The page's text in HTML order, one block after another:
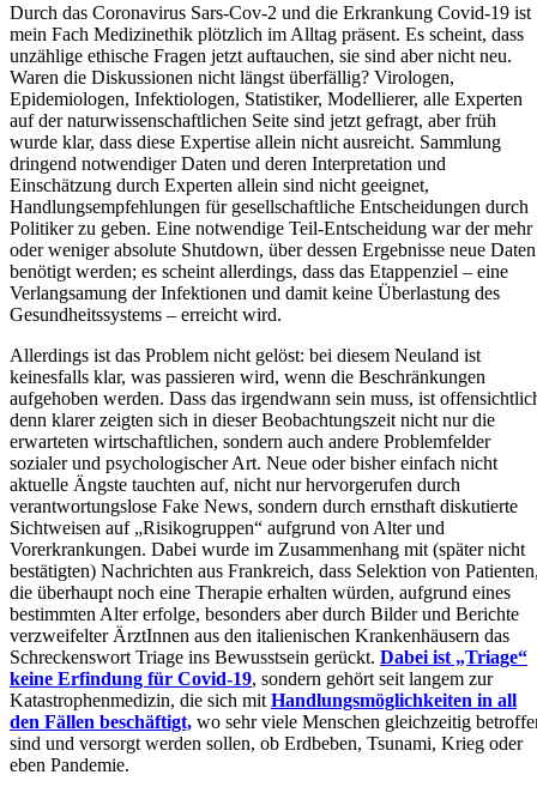
Durch das Coronavirus Sars-Cov-2 und die Erkrankung Covid-19 ist
mein Fach Medizinethik plötzlich im Alltag präsent. Es scheint, dass
unzählige ethische Fragen jetzt auftauchen, sie sind aber nicht neu.
Waren die Diskussionen nicht längst überfällig? Virologen,
Epidemiologen, Infektiologen, Statistiker, Modellierer, alle Experten
auf der naturwissenschaftlichen Seite sind jetzt gefragt, aber früh
wurde klar, dass diese Expertise allein nicht ausreicht. Sammlung
dringend notwendiger Daten und deren Interpretation und
Einschätzung durch Experten allein sind nicht geeignet,
Handlungsempfehlungen für gesellschaftliche Entscheidungen durch
Politiker zu geben. Eine notwendige Teil-Entscheidung war der mehr
oder weniger absolute Shutdown, über dessen Ergebnisse neue Daten
benötigt werden; es scheint allerdings, dass das Etappenziel – eine
Verlangsamung der Infektionen und damit keine Überlastung des
Gesundheitssystems – erreicht wird.
Allerdings ist das Problem nicht gelöst: bei diesem Neuland ist
keinesfalls klar, was passieren wird, wenn die Beschränkungen
aufgehoben werden. Dass das irgendwann sein muss, ist
denn klarer zeigten sich in dieser Beobachtungszeit nicht nur die
erwarteten wirtschaftlichen, sondern auch andere Problemfelder
sozialer und psychologischer Art. Neue oder bisher einfach nicht
aktuelle Ängste tauchten auf, nicht nur hervorgerufen durch
verantwortungslose Fake News, sondern durch ernsthaft diskutierte
Sichtweisen auf „Risikogruppen“ aufgrund von Alter und
Vorerkrankungen. Dabei wurde im Zusammenhang mit (später nicht
bestätigten) Nachrichten aus Frankreich, dass Selektion von
die überhaupt noch eine Therapie erhalten würden, aufgrund eines
bestimmten Alter erfolge, besonders aber durch Bilder und Berichte
verzweifelter ÄrztInnen aus den italienischen Krankenhäusern das
Schreckenswort Triage ins Bewusstsein gerückt. Dabei ist „Triage“
keine Erfindung für Covid-19, sondern gehört seit langem zur
Katastrophenmedizin, die sich mit Handlungsmöglichkeiten in all
den Fällen beschäftigt, wo sehr viele Menschen gleichzeitig
sind und versorgt werden sollen, ob Erdbeben, Tsunami, Krieg oder
eben Pandemie.